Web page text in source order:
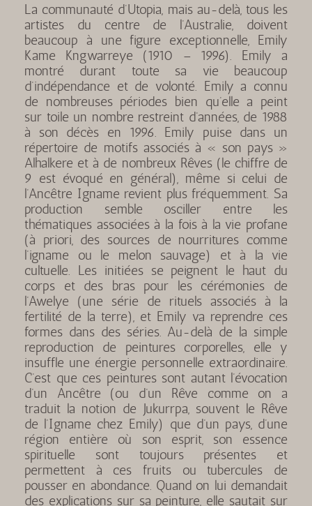
La communauté d’Utopia, mais au-delà, tous les
artistes du centre de l’Australie, doivent
beaucoup à une figure exceptionnelle, Emily
Kame Kngwarreye (1910 – 1996). Emily a
montré durant toute sa vie beaucoup
d’indépendance et de volonté. Emily a connu
de nombreuses périodes bien qu’elle a peint
sur toile un nombre restreint d’années, de 1988
à son décès en 1996. Emily puise dans un
répertoire de motifs associés à « son pays »
Alhalkere et à de nombreux Rêves (le chiffre de
9 est évoqué en général), même si celui de
l’Ancêtre Igname revient plus fréquemment. Sa
production semble osciller entre les
thématiques associées à la fois à la vie profane
(à priori, des sources de nourritures comme
l’igname ou le melon sauvage) et à la vie
cultuelle. Les initiées se peignent le haut du
corps et des bras pour les cérémonies de
l’Awelye (une série de rituels associés à la
fertilité de la terre), et Emily va reprendre ces
formes dans des séries. Au-delà de la simple
reproduction de peintures corporelles, elle y
insuffle une énergie personnelle extraordinaire.
C’est que ces peintures sont autant l’évocation
d’un Ancêtre (ou d’un Rêve comme on a
traduit la notion de Jukurrpa, souvent le Rêve
de l’Igname chez Emily) que d’un pays, d’une
région entière où son esprit, son essence
spirituelle sont toujours présentes et
permettent à ces fruits ou tubercules de
pousser en abondance. Quand on lui demandait
des explications sur sa peinture, elle sautait sur